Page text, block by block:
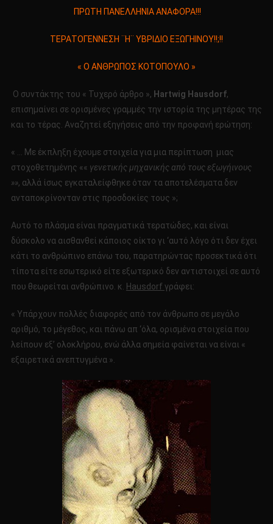
ΤΕΡΑΤΟΓΕΝΝΕΣΗ
«
Ο
ΑΝΘΡΩΠΟΣ
»
ΠΡΩΤΗ ΠΑΝΕΛΛΗΝΙΑ ΑΝΑΦΟΡΑ!!!
ΤΕΡΑΤΟΓΕΝΝΕΣΗ ¨Η¨ ΥΒΡΙΔΙΟ ΕΞΩΓΗΙΝΟΥ!!;!!
« Ο ΑΝΘΡΩΠΟΣ ΚΟΤΟΠΟΥΛΟ »
Ο συντάκτης του « Τυχερό άρθρο », Hartwig Hausdorf,
επισημαίνει σε ορισμένες γραμμές την ιστορία της μητέρας της
και το τέρας. Αναζητεί εξηγήσεις από την προφανή ερώτηση:
« … Με έκπληξη έχουμε στοιχεία για μια περίπτωση μιας
στοχοθετημένης «« γενετικής μηχανικής από τους εξωγήινους
»», αλλά ίσως εγκαταλείφθηκε όταν τα αποτελέσματα δεν
ανταποκρίνονταν στις προσδοκίες τους »;
Αυτό το πλάσμα είναι πραγματικά τερατώδες, και είναι
δύσκολο να αισθανθεί κάποιος οίκτο γι ‘αυτό λόγο ότι δεν έχει
κάτι το ανθρώπινο επάνω του, παρατηρώντας προσεκτικά ότι
τίποτα είτε εσωτερικό είτε εξωτερικό δεν αντιστοιχεί σε αυτό
που θεωρείται ανθρώπινο. κ.
Hausdorf γράφει:
« Υπάρχουν πολλές διαφορές από τον άνθρωπο σε μεγάλο
αριθμό, το μέγεθος, και πάνω απ ‘όλα, ορισμένα στοιχεία που
λείπουν εξ’ ολοκλήρου, ενώ άλλα σημεία φαίνεται να είναι «
εξαιρετικά ανεπτυγμένα ».